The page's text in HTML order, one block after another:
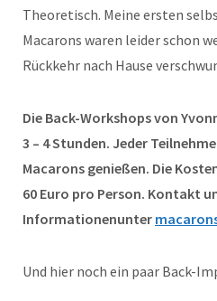
Theoretisch. Meine ersten
Macarons waren leider schon
Rückkehr nach Hause
Die Back-Workshops von
3 – 4 Stunden. Jeder
Macarons genießen. Die
60 Euro pro Person. Kontakt
Informationenunter
Und hier noch ein paar Back-